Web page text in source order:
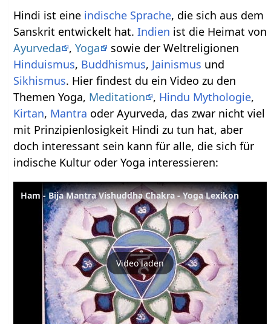
Hindi ist eine indische Sprache, die sich aus dem
Sanskrit entwickelt hat.Indien ist die Heimat von
Ayurveda
,Yoga
sowie der Weltreligionen
Hinduismus, Buddhismus, Jainismus und
Sikhismus. Hier findest du ein Video zu den
Themen Yoga, Meditation , Hindu Mythologie,
Kirtan, Mantra oder Ayurveda, das zwar nicht viel
mit Prinzipienlosigkeit Hindi zu tun hat, aber
doch interessant sein kann für alle, die sich für
indische Kultur oder Yoga interessieren:
Ham - Bija Mantra Vishuddha Chakra - Yoga Lexikon
Video laden